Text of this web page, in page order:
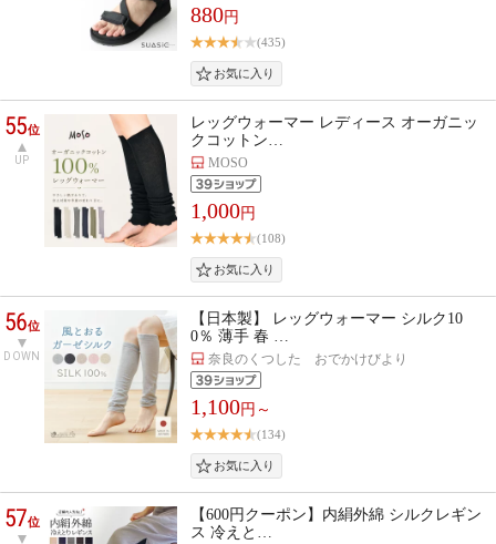
880円
(435)
55位
UP
レッグウォーマー レディース オーガニッ
クコットン…
MOSO
1,000円
(108)
56位
DOWN
【日本製】 レッグウォーマー シルク10
0％ 薄手 春 …
奈良のくつした おでかけびより
1,100円～
(134)
57位
【600円クーポン】内絹外綿 シルクレギン
ス 冷えと…